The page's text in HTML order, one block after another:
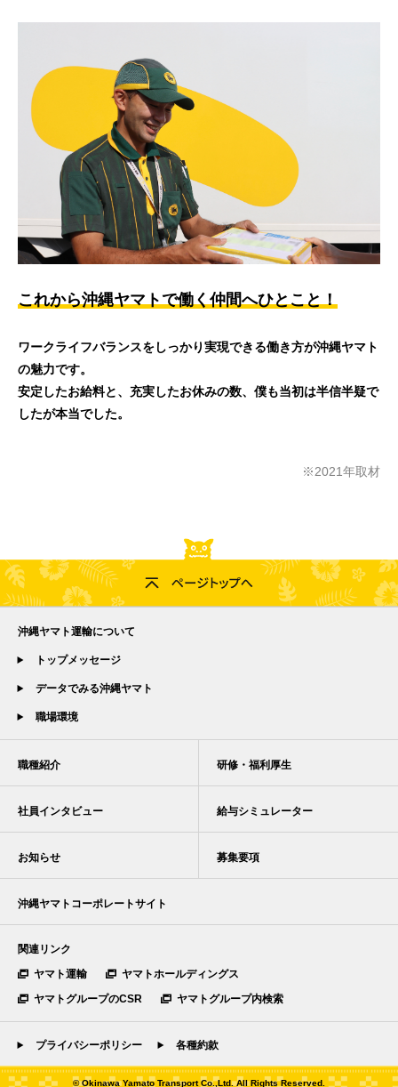
これから沖縄ヤマトで働く仲間へひとこと！
ワークライフバランスをしっかり実現できる働き方が沖縄ヤマト
の魅力です。
安定したお給料と、充実したお休みの数、僕も当初は半信半疑で
したが本当でした。
※2021年取材
沖縄ヤマト運輸について
トップメッセージ
データでみる沖縄ヤマト
職場環境
職種紹介 研修・福利厚生
社員インタビュー 給与シミュレーター
お知らせ 募集要項
沖縄ヤマトコーポレートサイト
関連リンク
ヤマト運輸
ヤマトホールディングス
ヤマトグループのCSR
ヤマトグループ内検索
プライバシーポリシー 各種約款
© Okinawa Yamato Transport Co.,Ltd. All Rights Reserved.